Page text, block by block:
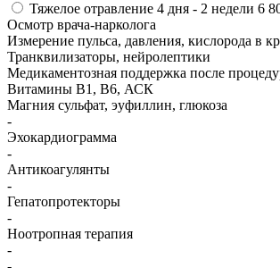
Тяжелое отравление 4 дня - 2 недели 6
Осмотр врача-нарколога
Измерение пульса, давления, кислорода в
Транквилизаторы, нейролептики
Медикаментозная поддержка после
Витамины B1, B6, АСК
Магния сульфат, эуфиллин, глюкоза
-
Эхокардиограмма
-
Антикоагулянты
-
Гепатопротекторы
-
Ноотропная терапия
-